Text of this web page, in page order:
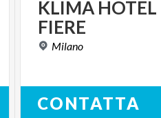
KLIMA HOTEL
FIERE
Milano
CONTATTA